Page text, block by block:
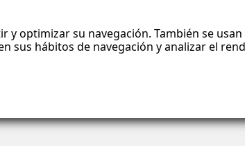
y optimizar su navegación. También se
sus hábitos de navegación y analizar el